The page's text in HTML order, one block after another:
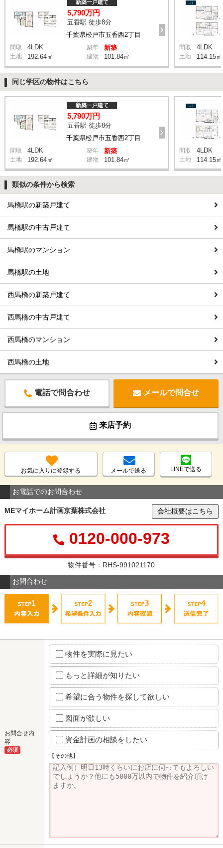
千葉県松戸市五香西2丁目
新築一戸建て
5,790万円
五香駅 徒歩8分
間取 4LDK 築年 新築
土地 192.64㎡ 建物 101.84㎡
間取 4LDK
土地 114.15㎡
同じ学区の物件はこちら
千葉県松戸市五香西2丁目
新築一戸建て
5,790万円
五香駅 徒歩8分
間取 4LDK 築年 新築
土地 192.64㎡ 建物 101.84㎡
間取 4LDK
土地 114.15㎡
類似の条件から検索
馬橋駅の新築戸建て
馬橋駅の中古戸建て
馬橋駅のマンション
馬橋駅の土地
西馬橋の新築戸建て
西馬橋の中古戸建て
西馬橋のマンション
西馬橋の土地
電話で問合わせ メールで問合せ
来店予約
お気に入りに登録する メールで送る LINEで送る
お電話でのお問合わせ
MEマイホーム計画京葉株式会社 会社概要はこちら
0120-000-973
物件番号：RHS-991021170
お問合わせ
お問合せ内
容
必須
物件を実際に見たい
もっと詳細が知りたい
希望に合う物件を探して欲しい
図面が欲しい
資金計画の相談をしたい
【その他】